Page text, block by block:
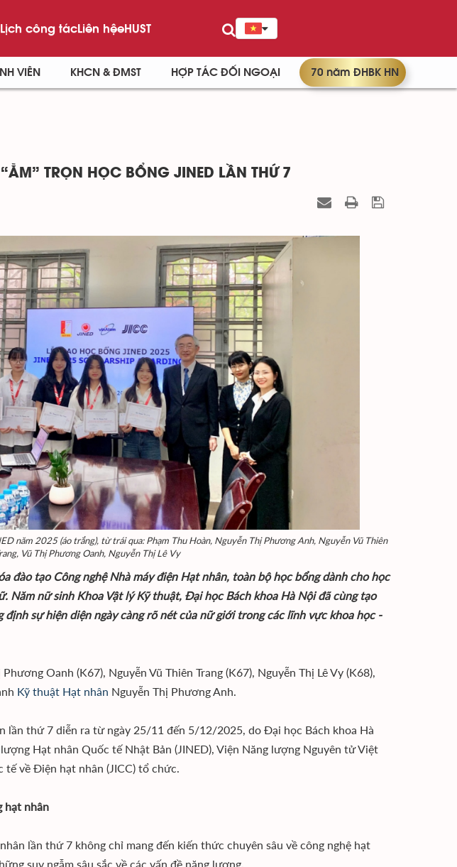
Lịch công tácLiên hệeHUST
VIÊN KHCN & ĐMST HỢP TÁC ĐỐI NGOẠI 70 năm ĐHBK HN
TRỌN HỌC BỔNG JINED LẦN THỨ 7
năm 2025 (áo trắng), từ trái qua: Phạm Thu Hoàn, Nguyễn Thị Phương Anh, Nguyễn Vũ Thiên
Vũ Thị Phương Oanh, Nguyễn Thị Lê Vy
đào tạo Công nghệ Nhà máy điện Hạt nhân, toàn bộ học bổng dành cho học
Năm nữ sinh Khoa Vật lý Kỹ thuật, Đại học Bách khoa Hà Nội đã cùng tạo
định sự hiện diện ngày càng rõ nét của nữ giới trong các lĩnh vực khoa học -
Phương Oanh (K67), Nguyễn Vũ Thiên Trang (K67), Nguyễn Thị Lê Vy (K68),
Kỹ thuật Hạt nhân Nguyễn Thị Phương Anh.
lần thứ 7 diễn ra từ ngày 25/11 đến 5/12/2025, do Đại học Bách khoa Hà
Hạt nhân Quốc tế Nhật Bản (JINED), Viện Năng lượng Nguyên tử Việt
tế về Điện hạt nhân (JICC) tổ chức.
hạt nhân
lần thứ 7 không chỉ mang đến kiến thức chuyên sâu về công nghệ hạt
suy ngẫm sâu sắc về các vấn đề năng lượng.